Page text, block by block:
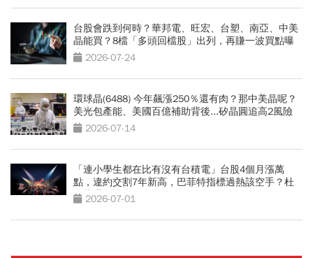
台股會跌到何時？華邦電、旺宏、台塑、南亞、中美
晶能買？8檔「多頭回檔股」出列，再賺一波買點曝
光 2026-07-24
環球晶(6488) 今年飆漲250％還有肉？那中美晶呢？
美光包產能、美國百億補助背後...矽晶圓追高2風險
2026-07-14
「連小學生都在比有沒有台積電」台股4個月漲萬
點，違約交割7年新高，巴菲特指標過熱該空手？杜
金龍曝操作
2026-07-01